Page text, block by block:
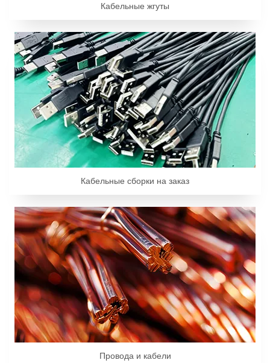
Кабельные жгуты
Кабельные сборки на заказ
Провода и кабели